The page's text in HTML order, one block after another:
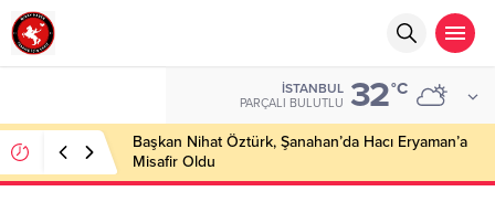
İSTANBUL
PARÇALI BULUTLU 32°C
Başkan Nihat Öztürk, Şanahan’da Hacı Eryaman’a
Misafir Oldu